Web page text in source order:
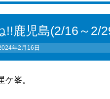
鹿児島(2/16～2/
年2月16日
峯。